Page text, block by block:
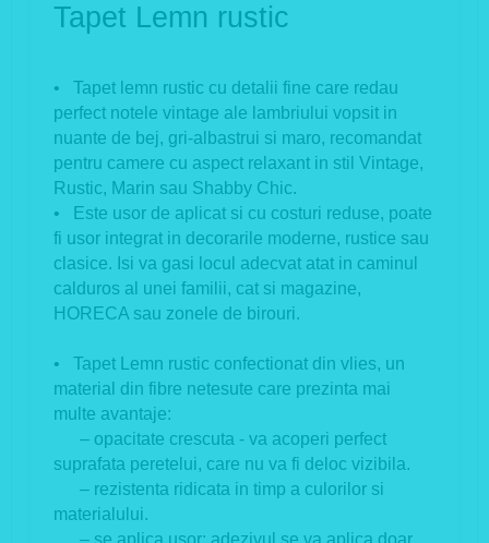
Tapet Lemn rustic
• Tapet lemn rustic cu detalii fine care redau
perfect notele vintage ale lambriului vopsit in
nuante de bej, gri-albastrui si maro, recomandat
pentru camere cu aspect relaxant in stil Vintage,
Rustic, Marin sau Shabby Chic.
• Este usor de aplicat si cu costuri reduse, poate
fi usor integrat in decorarile moderne, rustice sau
clasice. Isi va gasi locul adecvat atat in caminul
calduros al unei familii, cat si magazine,
HORECA sau zonele de birouri.
• Tapet Lemn rustic confectionat din vlies, un
material din fibre netesute care prezinta mai
multe avantaje:
– opacitate crescuta - va acoperi perfect
suprafata peretelui, care nu va fi deloc vizibila.
– rezistenta ridicata in timp a culorilor si
materialului.